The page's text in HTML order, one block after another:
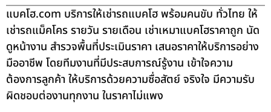
แบคโฮ.com บริการให้เช่ารถแบคโฮ พร้อมคนขับ ทั่วไทย ให้
เช่ารถแม็คโคร รายวัน รายเดือน เช่าเหมาแบคโฮราคาถูก นัด
ดูหน้างาน สำรวจพื้นที่ประเมินราคา เสนอราคาให้บริการอย่าง
มืออาชีพ โดยทีมงานที่มีประสบการณ์รู้งาน เข้าใจความ
ต้องการลูกค้า ให้บริการด้วยความซื่อสัตย์ จริงใจ มีความรับ
ผิดชอบต่องานทุกงาน ในราคาไม่แพง